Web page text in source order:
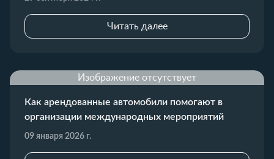
Читать далее
Изображение отсутствует
Как арендованные автомобили помогают в
организации международных мероприятий
09 января 2026 г.